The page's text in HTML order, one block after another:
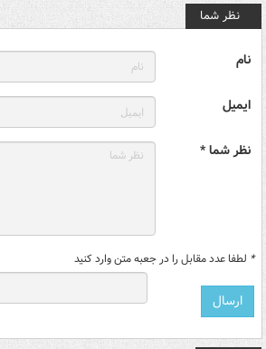
نظر شما
نام
ایمیل
نظر شما *
* لطفا عدد مقابل را در جعبه متن وارد کنید